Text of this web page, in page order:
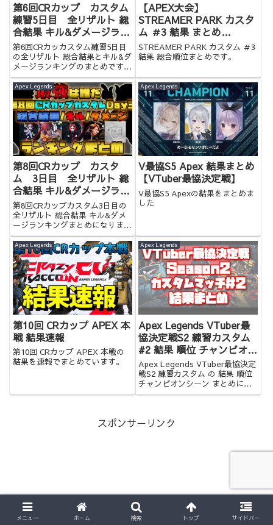
第6回CRカップ カスタム
練習5日目 全リザルト 総
合結果 キル&ダメージラン
キングまとめ
第6回CRカッカスタム練習5日目
の全リザルト 総合結果とキル&ダ
メージランキングのまとめです！
お時間のない方はぜひ。
【APEX大会】
STREAMER PARK カスタ
ム ＃3 結果 まとめ
【ApexLegends イベント
スクリム】
STREAMER PARK カスタム ＃3
結果 総合順位まとめです。
Apex Legends
第8回CRカップ カスタ
ム 3日目 全リザルト 総
合結果 キル&ダメージラン
キングまとめ
第8回CRカップカスタム3日目の
全リザルト 総合結果 キル&ダメ
ージランキングまとめになりま
す。お時間のない方はぜひ。
Apex Legends
V最協S5 Apex 結果まとめ
【VTuber最協決定戦】
V最協S5 Apexの結果をまとめま
した
Apex Legends
第10回 CRカップ APEX 本
戦 結果速報
第10回 CRカップ APEX 本戦の
結果を速報でまとめています。
Apex Legends
Apex Legends VTuber最
協決定戦S2 練習カスタム
#2 結果 順位 チャンピオン
シーン まとめ
Apex Legends VTuber最協決定
戦S2 練習カスタム の 結果 順位
チャンピオンシーン まとめにな
ります！お時間のない方にオスス
スポンサーリンク
メニュー ホーム 検索 トップ サイドバー